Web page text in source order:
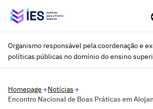
Saltar para o conteúdo principal
Organismo responsável pela coordenação e
políticas públicas no domínio do ensino
Homepage
Notícias
Encontro Nacional de Boas Práticas em